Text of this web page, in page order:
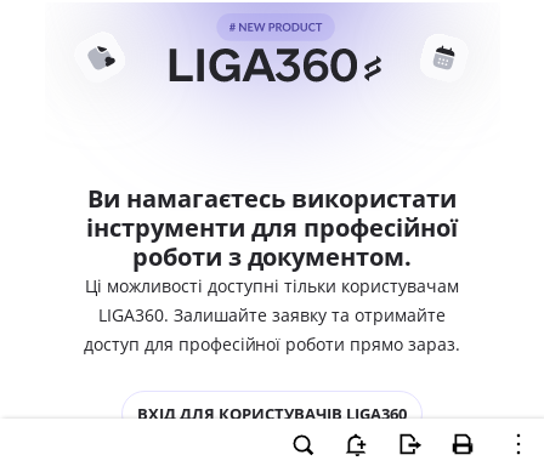
Ви намагаєтесь використати
інструменти для професійної
роботи з документом.
Ці можливості доступні тільки користувачам
LIGA360. Залишайте заявку та отримайте
доступ для професійної роботи прямо зараз.
ВХІД ДЛЯ КОРИСТУВАЧІВ LIGA360
ХОЧУ СПРОБУВАТИ LIGA360 - ОТРИМАТИ